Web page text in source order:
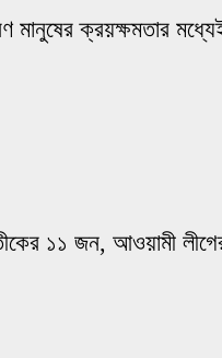
মানুষের ক্রয়ক্ষমতার
১১ জন, আওয়ামী